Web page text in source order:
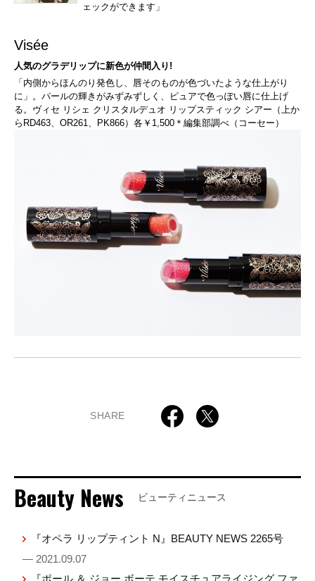
ェックができます」
Visée
人気のグラデリップに新色が仲間入り!
「内側からほんのり発色し、唇そのものが色づいたような仕上がり
に」。パールの輝きがみずみずしく、ピュアで色っぽい唇に仕上げ
る。ヴィセ リシェ クリスタルデュオ リップスティック シアー（上か
らRD463、OR261、PK866）各￥1,500＊編集部調べ（コーセー）
SHARE
Beauty News ビューティニュース
『オペラ リップティント N』BEAUTY NEWS 2265号
— 2021.09.07